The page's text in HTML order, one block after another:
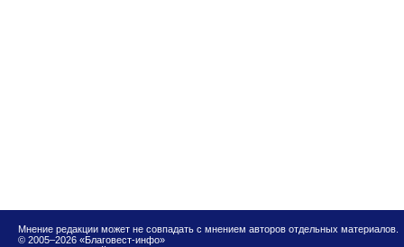
Мнение редакции может не совпадать с мнением авторов отдельных материалов.
© 2005–2026 «Благовест-инфо»